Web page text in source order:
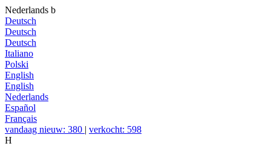
Nederlands b
Deutsch
Deutsch
Deutsch
Italiano
Polski
English
English
Nederlands
Español
Français
vandaag nieuw: 380 | verkocht: 598
H